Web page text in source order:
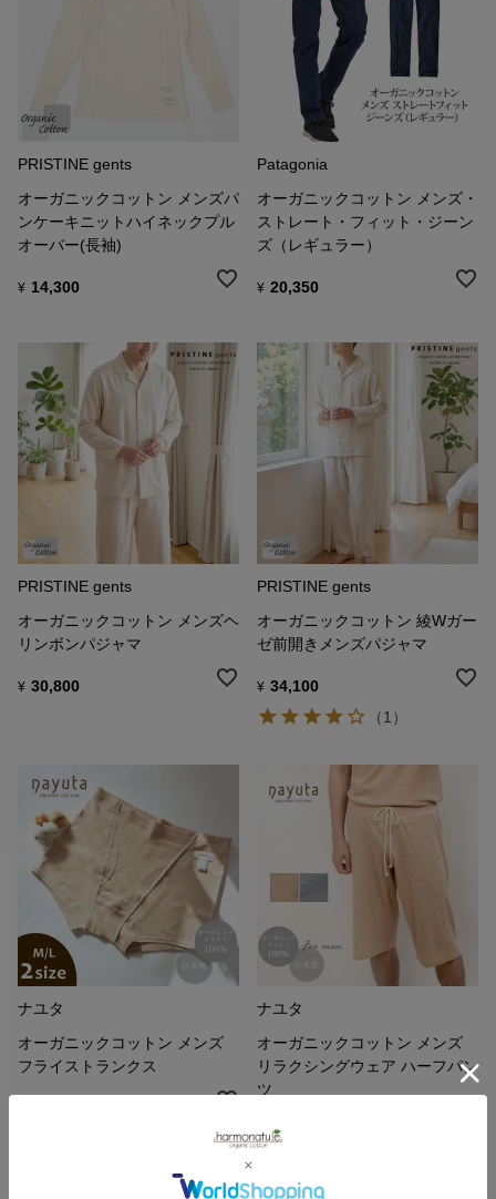
PRISTINE gents
オーガニックコットン メンズパ
ンケーキニットハイネックプル
オーバー(長袖)
¥ 14,300
Patagonia
オーガニックコットン メンズ・
ストレート・フィット・ジーン
ズ（レギュラー）
¥ 20,350
PRISTINE gents
オーガニックコットン メンズヘ
リンボンパジャマ
¥ 30,800
PRISTINE gents
オーガニックコットン 綾Wガー
ゼ前開きメンズパジャマ
¥ 34,100
（1）
ナユタ
オーガニックコットン メンズ
フライストランクス
ナユタ
オーガニックコットン メンズ
リラクシングウェア ハーフパン
ツ
¥ 6,820